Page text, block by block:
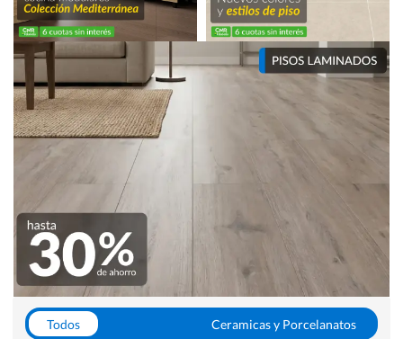
Todos
Ceramicas y Porcelanatos